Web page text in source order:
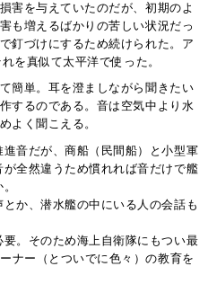
害を与えていたのだが、初期のよ
も増えるばかりの苦しい状況だっ
釘づけにするため続けられた。ア
を真似て太平洋で使った。
簡単。耳を澄ましながら聞きたい
するのである。音は空気中より水
よく聞こえる。
音だが、商船（民間船）と小型軍
全然違うため慣れれば音だけで艦
か、潜水艦の中にいる人の会話も
要。そのため海上自衛隊にもつい最
ナー（とついでに色々）の教育を